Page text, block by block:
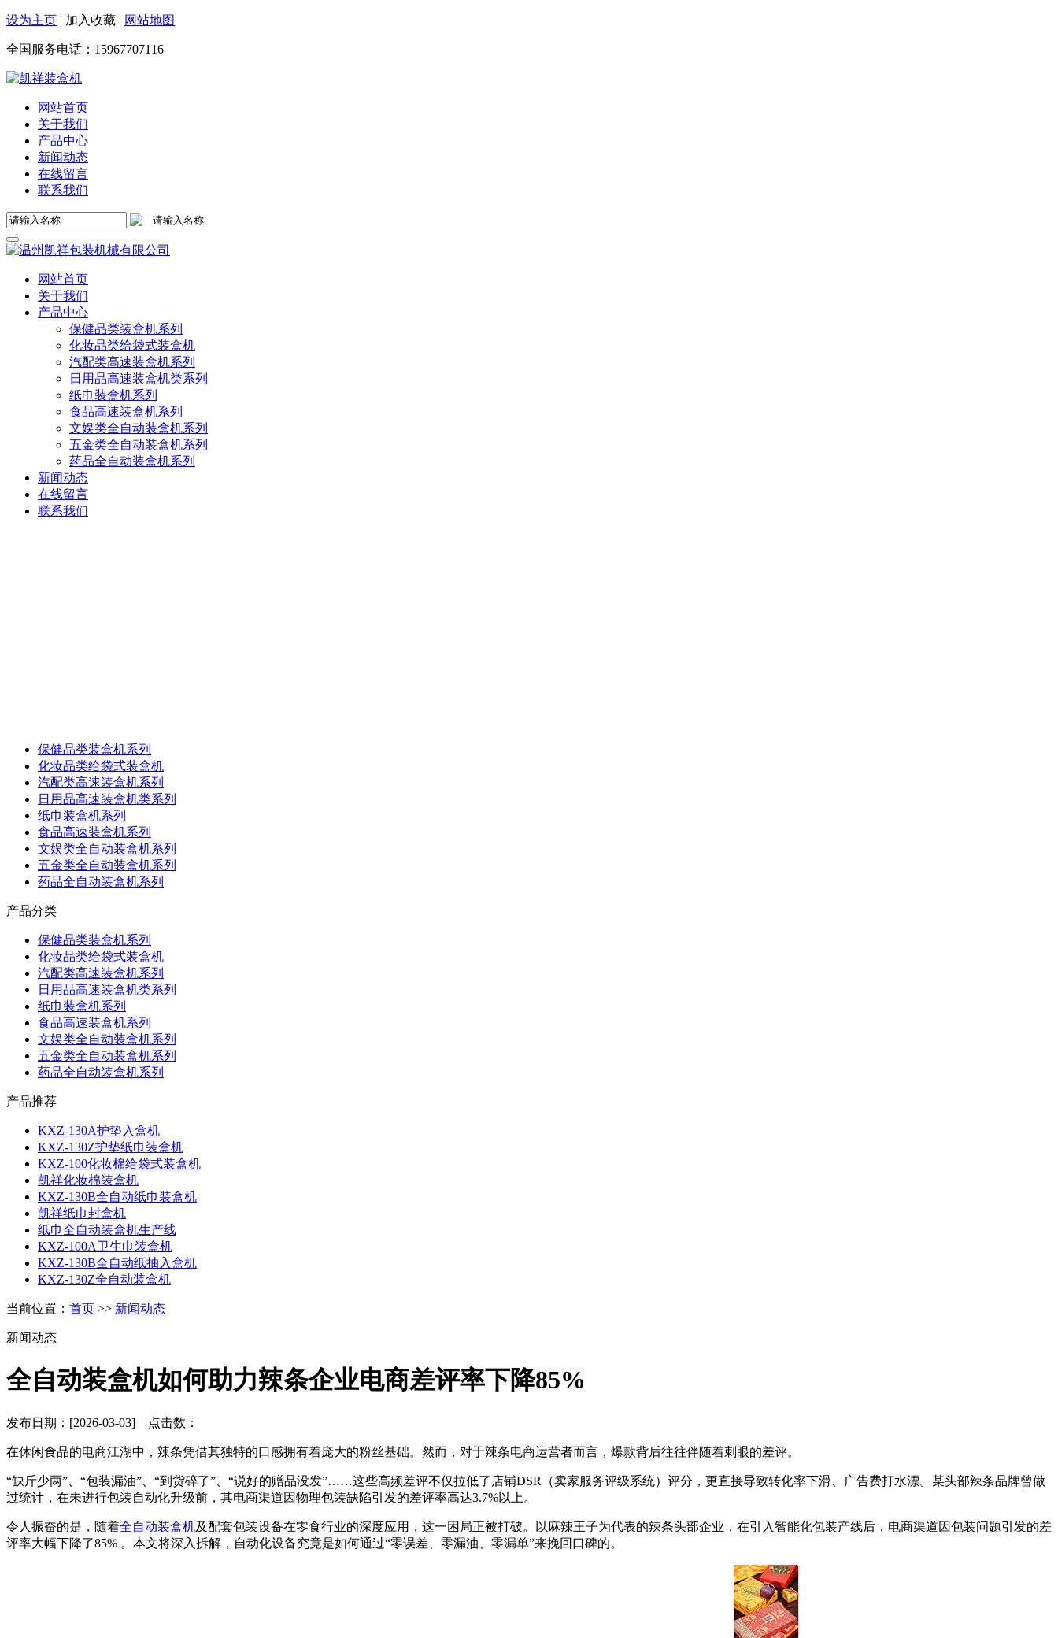
设为主页 | 加入收藏 | 网站地图
全国服务电话： 15967707116
网站首页
关于我们
产品中心
新闻动态
在线留言
联系我们
网站首页
关于我们
产品中心
保健品类装盒机系列
化妆品类给袋式装盒机
汽配类高速装盒机系列
日用品高速装盒机类系列
纸巾装盒机系列
食品高速装盒机系列
文娱类全自动装盒机系列
五金类全自动装盒机系列
药品全自动装盒机系列
新闻动态
在线留言
联系我们
保健品类装盒机系列
化妆品类给袋式装盒机
汽配类高速装盒机系列
日用品高速装盒机类系列
纸巾装盒机系列
食品高速装盒机系列
文娱类全自动装盒机系列
五金类全自动装盒机系列
药品全自动装盒机系列
产品分类
保健品类装盒机系列
化妆品类给袋式装盒机
汽配类高速装盒机系列
日用品高速装盒机类系列
纸巾装盒机系列
食品高速装盒机系列
文娱类全自动装盒机系列
五金类全自动装盒机系列
药品全自动装盒机系列
产品推荐
KXZ-130A护垫入盒机
KXZ-130Z护垫纸巾装盒机
KXZ-100化妆棉给袋式装盒机
凯祥化妆棉装盒机
KXZ-130B全自动纸巾装盒机
凯祥纸巾封盒机
纸巾全自动装盒机生产线
KXZ-100A卫生巾装盒机
KXZ-130B全自动纸抽入盒机
KXZ-130Z全自动装盒机
当前位置： 首页 >> 新闻动态
新闻动态
全自动装盒机如何助力辣条企业电商差评率下降85%
发布日期：[2026-03-03] 点击数：
在休闲食品的电商江湖中，辣条凭借其独特的口感拥有着庞大的粉丝基础。然而，对于辣条电商运营者而言，爆款背后往往伴随着刺眼的差评。
“缺斤少两”、“包装漏油”、“到货碎了”、“说好的赠品没发”……这些高频差评不仅拉低了店铺DSR（卖家服务评级系统）评分，更直接导致转化率下滑、广告费打水漂。某头部辣条品牌曾做
过统计，在未进行包装自动化升级前，其电商渠道因物理包装缺陷引发的差评率高达3.7%以上。
令人振奋的是，随着全自动装盒机及配套包装设备在零食行业的深度应用，这一困局正被打破。以麻辣王子为代表的辣条头部企业，在引入智能化包装产线后，电商渠道因包装问题引发的差
评率大幅下降了85% 。本文将深入拆解，自动化设备究竟是如何通过“零误差、零漏油、零漏单”来挽回口碑的。